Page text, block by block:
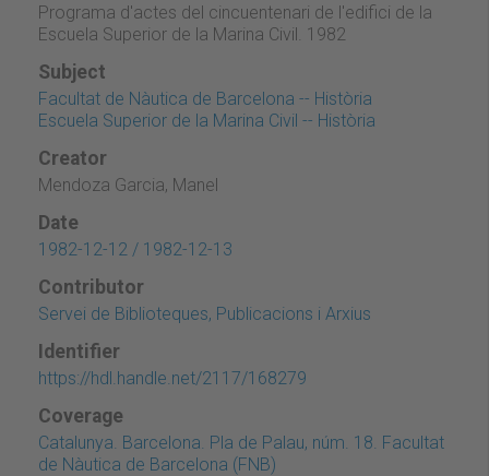
Programa d'actes del cincuentenari de l'edifici de la
Escuela Superior de la Marina Civil. 1982
Subject
Facultat de Nàutica de Barcelona -- Història
Escuela Superior de la Marina Civil -- Història
Creator
Mendoza Garcia, Manel
Date
1982-12-12 / 1982-12-13
Contributor
Servei de Biblioteques, Publicacions i Arxius
Identifier
https://hdl.handle.net/2117/168279
Coverage
Catalunya. Barcelona. Pla de Palau, núm. 18. Facultat
de Nàutica de Barcelona (FNB)